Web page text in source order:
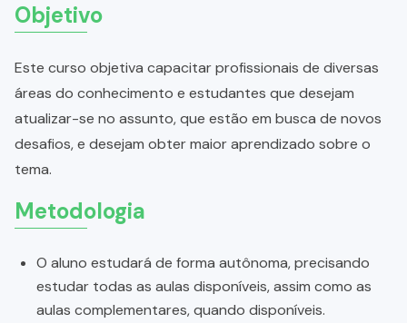
Objetivo
Este curso objetiva capacitar profissionais de diversas
áreas do conhecimento e estudantes que desejam
atualizar-se no assunto, que estão em busca de novos
desafios, e desejam obter maior aprendizado sobre o
tema.
Metodologia
O aluno estudará de forma autônoma, precisando
estudar todas as aulas disponíveis, assim como as
aulas complementares, quando disponíveis.